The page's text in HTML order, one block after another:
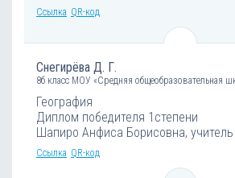
Ссылка QR-код
Снегирёва Д. Г.
8б класс МОУ «Средняя общеобразовательная
География
Диплом победителя 1степени
Шапиро Анфиса Борисовна, учитель
Ссылка QR-код